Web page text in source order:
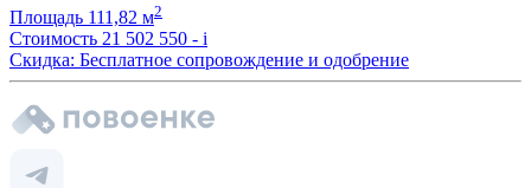
Площадь 111,82 м2
Стоимость 21 502 550 - i
Скидка: Бесплатное сопровождение и одобрение